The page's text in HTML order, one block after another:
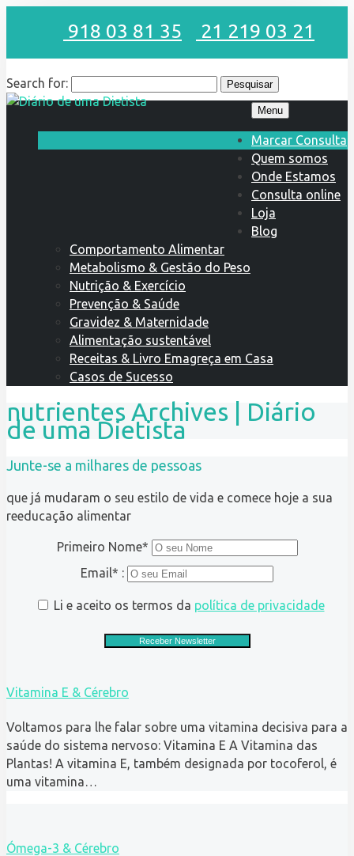
918 03 81 35 21 219 03 21
Search for:
Menu
Marcar Consulta
Quem somos
Onde Estamos
Consulta online
Loja
Blog
Comportamento Alimentar
Metabolismo & Gestão do Peso
Nutrição & Exercício
Prevenção & Saúde
Gravidez & Maternidade
Alimentação sustentável
Receitas & Livro Emagreça em Casa
Casos de Sucesso
nutrientes Archives | Diário
de uma Dietista
Junte-se a milhares de pessoas
que já mudaram o seu estilo de vida e comece hoje a sua
reeducação alimentar
Primeiro Nome*
Email* :
Li e aceito os termos da política de privacidade
Vitamina E & Cérebro
Voltamos para lhe falar sobre uma vitamina decisiva para a
saúde do sistema nervoso: Vitamina E A Vitamina das
Plantas! A vitamina E, também designada por tocoferol, é
uma vitamina…
Ómega-3 & Cérebro